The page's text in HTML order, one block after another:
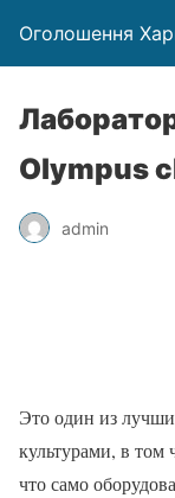
Оголошення
Olympus
admin
Это один из
культурами, в том
что само